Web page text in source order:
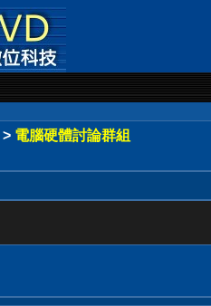
> 電腦硬體討論群組